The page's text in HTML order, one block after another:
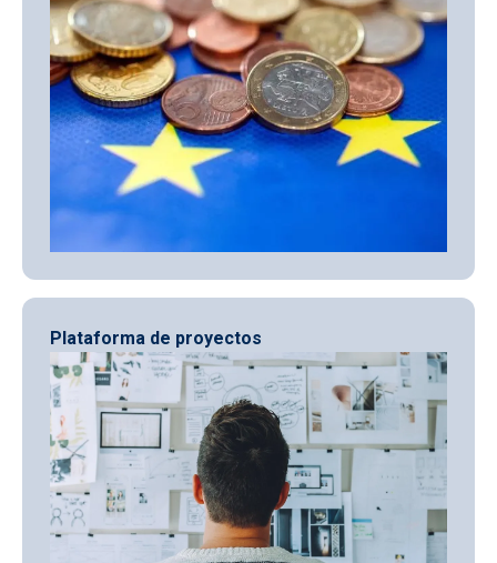
Plataforma de proyectos